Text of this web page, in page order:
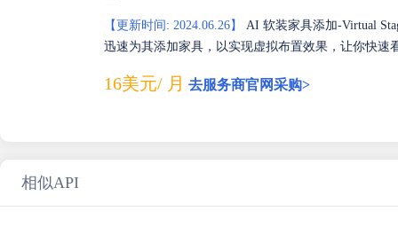
【更新时间: 2024.06.26】
AI 软装家具添加-Virtual
迅速为其添加家具，以实现虚拟布置效果，让你快
16美元/ 月 去服务商官网采购>
相似API